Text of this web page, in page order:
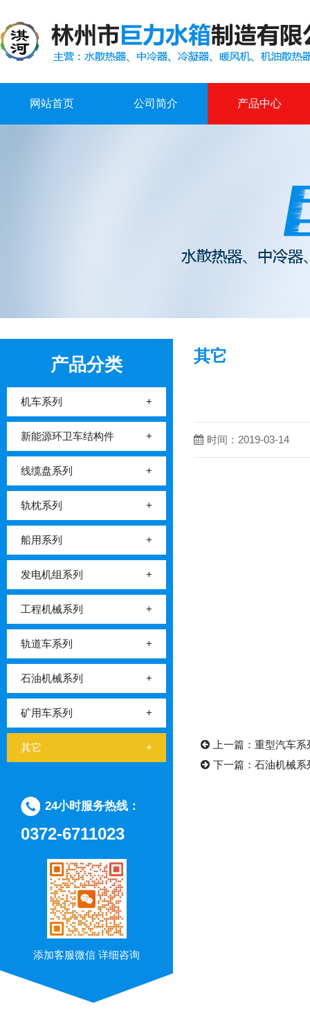
网站首页 公司简介 产品中心
产品分类
机车系列 +
新能源环卫车结构件 +
线缆盘系列 +
轨枕系列 +
船用系列 +
发电机组系列 +
工程机械系列 +
轨道车系列 +
石油机械系列 +
矿用车系列 +
其它 +
24小时服务热线：
0372-6711023
添加客服微信 详细咨询
其它
时间：2019-03-14
上一篇： 重型汽车系
下一篇： 石油机械系